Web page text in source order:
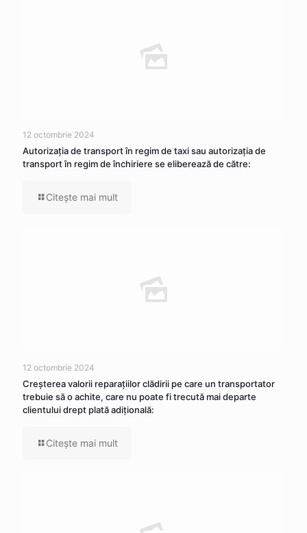
12 octombrie 2024
Autorizaţia de transport în regim de taxi sau autorizaţia de
transport în regim de închiriere se eliberează de către:
Citeşte mai mult
12 octombrie 2024
Creşterea valorii reparaţiilor clădirii pe care un transportator
trebuie să o achite, care nu poate fi trecută mai departe
clientului drept plată adiţională:
Citeşte mai mult